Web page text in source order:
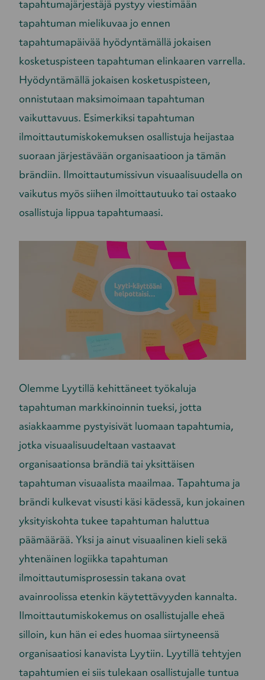
tapahtumajärjestäjä pystyy viestimään
tapahtuman mielikuvaa jo ennen
tapahtumapäivää hyödyntämällä jokaisen
kosketuspisteen tapahtuman elinkaaren varrella.
Hyödyntämällä jokaisen kosketuspisteen,
onnistutaan maksimoimaan tapahtuman
vaikuttavuus. Esimerkiksi tapahtuman
ilmoittautumiskokemuksen osallistuja heijastaa
suoraan järjestävään organisaatioon ja tämän
brändiin. Ilmoittautumissivun visuaalisuudella on
vaikutus myös siihen ilmoittautuuko tai ostaako
osallistuja lippua tapahtumaasi.
Olemme Lyytillä kehittäneet työkaluja
tapahtuman markkinoinnin tueksi, jotta
asiakkaamme pystyisivät luomaan tapahtumia,
jotka visuaalisuudeltaan vastaavat
organisaationsa brändiä tai yksittäisen
tapahtuman visuaalista maailmaa. Tapahtuma ja
brändi kulkevat visusti käsi kädessä, kun jokainen
yksityiskohta tukee tapahtuman haluttua
päämäärää. Yksi ja ainut visuaalinen kieli sekä
yhtenäinen logiikka tapahtuman
ilmoittautumisprosessin takana ovat
avainroolissa etenkin käytettävyyden kannalta.
Ilmoittautumiskokemus on osallistujalle eheä
silloin, kun hän ei edes huomaa siirtyneensä
organisaatiosi kanavista Lyytiin. Lyytillä tehtyjen
tapahtumien ei siis tulekaan osallistujalle tuntua